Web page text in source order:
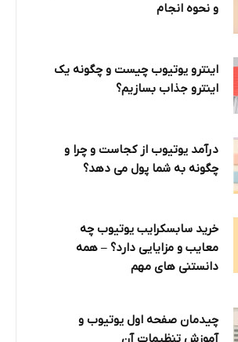
و نحوه انجام
اینترو یوتیوب چیست و چگونه یک
اینترو جذاب بسازیم؟
درآمد یوتیوب از کجاست و چرا و
چگونه به شما پول می دهد؟
خرید سابسکرایب یوتیوب چه
معایب و مزایایی دارد؟‌ – همه
دانستنی های مهم
چیدمان صفحه اول یوتیوب و
آموزش تنظیمات آن